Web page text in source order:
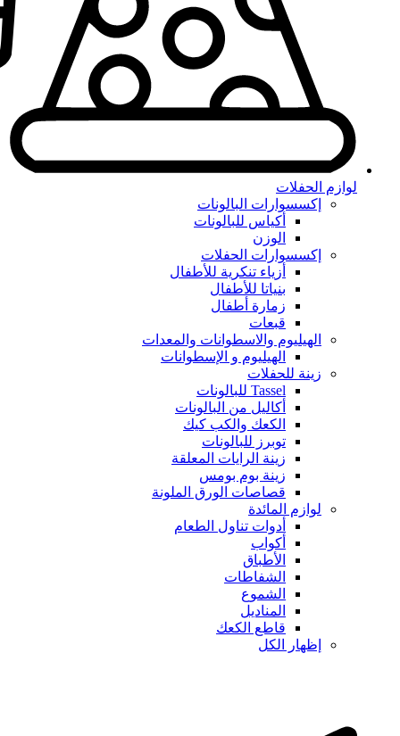
لوازم الحفلات
إكسسوارات البالونات
أكياس للبالونات
الوزن
إكسسوارات الحفلات
أزياء تنكرية للأطفال
بنياتا للأطفال
زمارة أطفال
قبعات
الهيليوم والاسطوانات والمعدات
الهيليوم و الإسطوانات
زينة للحفلات
Tassel للبالونات
أكاليل من البالونات
الكعك والكب كيك
توبرز للبالونات
زينة الرايات المعلقة
زينة بوم بومس
قصاصات الورق الملونة
لوازم المائدة
أدوات تناول الطعام
أكواب
الأطباق
الشفاطات
الشموع
المناديل
قاطع الكعك
إظهار الكل